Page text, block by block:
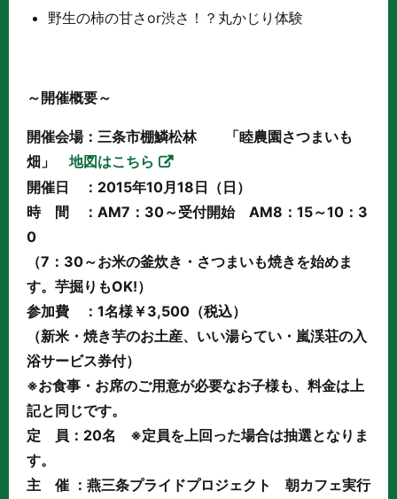
野生の柿の甘さor渋さ！？丸かじり体験
～開催概要～
開催会場：三条市棚鱗松林 「睦農園さつまいも
畑」 地図はこちら
開催日 ：2015年10月18日（日）
時 間 ：AM7：30～受付開始 AM8：15～10：3
0
（7：30～お米の釜炊き・さつまいも焼きを始めま
す。芋掘りもOK!）
参加費 ：1名様￥3,500（税込）
（新米・焼き芋のお土産、いい湯らてい・嵐渓荘の入
浴サービス券付）
※お食事・お席のご用意が必要なお子様も、料金は上
記と同じです。
定 員：20名 ※定員を上回った場合は抽選となりま
す。
主 催 ：燕三条プライドプロジェクト 朝カフェ実行